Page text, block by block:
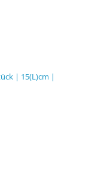
| 15(L)cm |